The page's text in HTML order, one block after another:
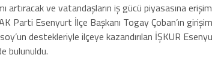
artıracak ve vatandaşların iş gücü piyasasına
AK Parti Esenyurt İlçe Başkanı Togay Çoban’ın
destekleriyle ilçeye kazandırılan İŞKUR
bulunuldu.